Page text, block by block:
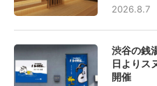
2026.8.7
渋谷の銭
日よりス
開催